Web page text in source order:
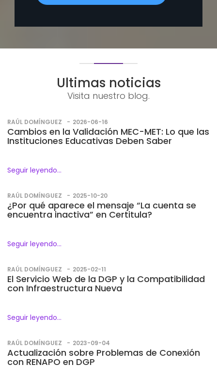
Ultimas noticias
Visita nuestro blog.
RAÚL DOMÍNGUEZ 2026-06-16
Cambios en la Validación MEC-MET: Lo que las
Instituciones Educativas Deben Saber
Seguir leyendo...
RAÚL DOMÍNGUEZ 2025-10-20
¿Por qué aparece el mensaje “La cuenta se
encuentra inactiva” en Certitula?
Seguir leyendo...
RAÚL DOMÍNGUEZ 2025-02-11
El Servicio Web de la DGP y la Compatibilidad
con Infraestructura Nueva
Seguir leyendo...
RAÚL DOMÍNGUEZ 2023-09-04
Actualización sobre Problemas de Conexión
con RENAPO en DGP